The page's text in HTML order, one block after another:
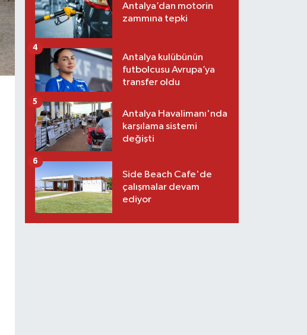
Antalya’dan motorin
zammına tepki
Antalya kulübünün
futbolcusu Avrupa’ya
transfer oldu
4
Antalya Havalimanı'nda
karşılama sistemi
değişti
5
Side Beach Cafe'de
çalışmalar devam
ediyor
6